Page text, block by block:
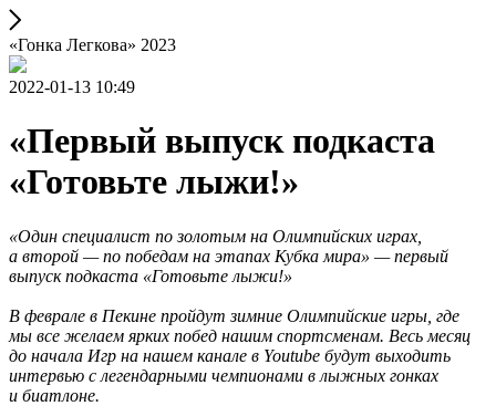
«Гонка Легкова» 2023
2022-01-13 10:49
«Первый выпуск подкаста
«Готовьте лыжи!»
«Один специалист по золотым на Олимпийских играх,
а второй — по победам на этапах Кубка мира» — первый
выпуск подкаста «Готовьте лыжи!»
В феврале в Пекине пройдут зимние Олимпийские игры, где
мы все желаем ярких побед нашим спортсменам. Весь месяц
до начала Игр на нашем канале в Youtube будут выходить
интервью с легендарными чемпионами в лыжных гонках
и биатлоне.